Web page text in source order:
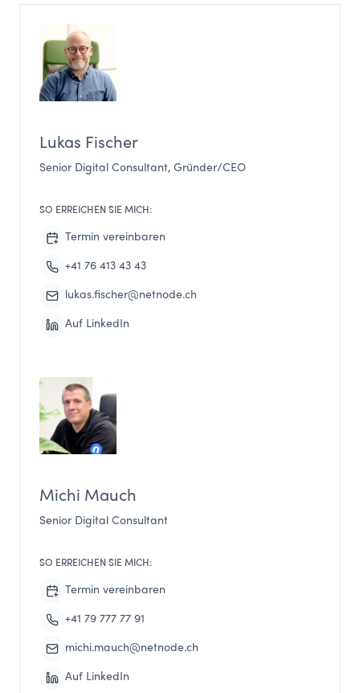
Lukas Fischer
Senior Digital Consultant, Gründer/CEO
SO ERREICHEN SIE MICH:
Termin vereinbaren
+41 76 413 43 43
lukas.fischer@netnode.ch
Auf LinkedIn
Michi Mauch
Senior Digital Consultant
SO ERREICHEN SIE MICH:
Termin vereinbaren
+41 79 777 77 91
michi.mauch@netnode.ch
Auf LinkedIn